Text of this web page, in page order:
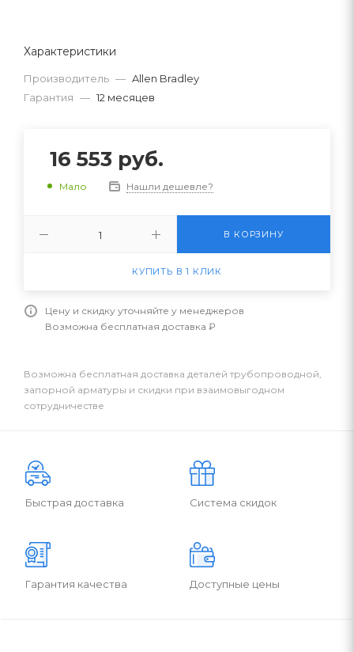
Характеристики
Производитель — Allen Bradley
Гарантия — 12 месяцев
16 553 руб.
Мало Нашли дешевле?
В КОРЗИНУ
КУПИТЬ В 1 КЛИК
Цену и скидку уточняйте у менеджеров
Возможна бесплатная доставка ₽
Возможна бесплатная доставка деталей трубопроводной,
запорной арматуры и скидки при взаимовыгодном
сотрудничестве
Быстрая доставка Система скидок
Гарантия качества Доступные цены